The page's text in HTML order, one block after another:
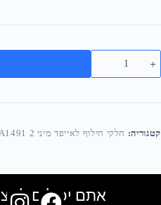
קטגוריה: חלקי חילוף לאייפד מיני 2 A1489 A1490 A1491
אתם יכולים